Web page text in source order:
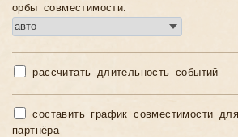
орбы совместимости:
рассчитать длительность событий
составить график совместимости
партнёра